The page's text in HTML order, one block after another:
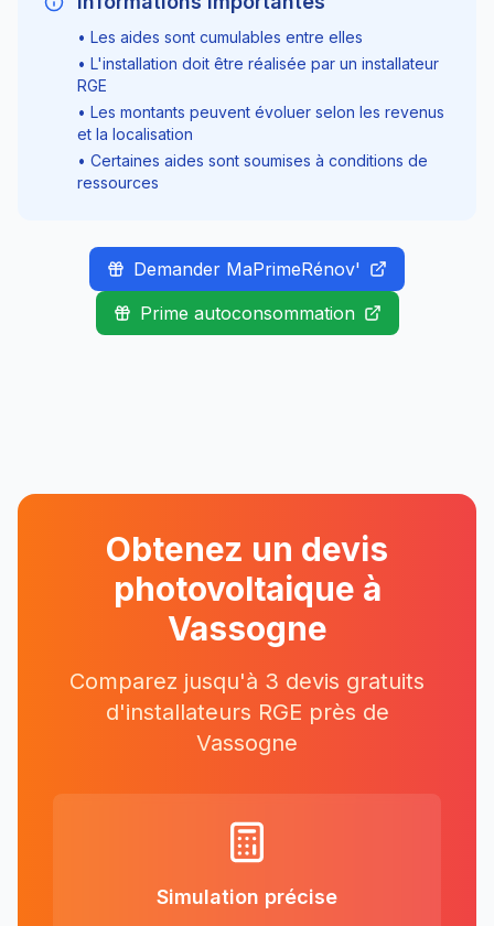
• Les aides sont cumulables entre elles
• L'installation doit être réalisée par un installateur
RGE
• Les montants peuvent évoluer selon les revenus
et la localisation
• Certaines aides sont soumises à conditions de
ressources
Demander MaPrimeRénov'
Prime autoconsommation
Obtenez un devis
photovoltaique à
Vassogne
Comparez jusqu'à 3 devis gratuits
d'installateurs RGE près de
Vassogne
Simulation précise